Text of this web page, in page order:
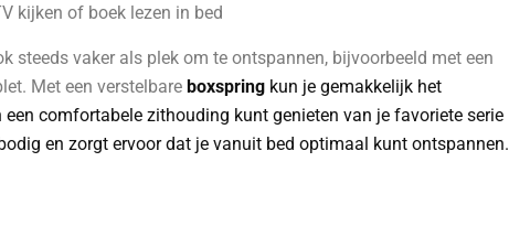
kijken of boek lezen in bed
steeds vaker als plek om te ontspannen, bijvoorbeeld met een
Met een verstelbare boxspring kun je gemakkelijk het
comfortabele zithouding kunt genieten van je favoriete serie
en zorgt ervoor dat je vanuit bed optimaal kunt ontspannen.